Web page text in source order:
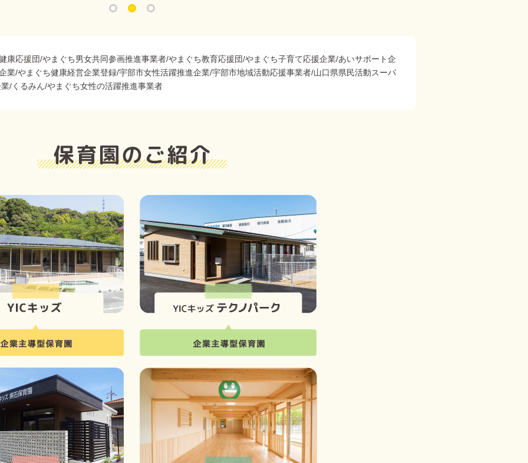
康応援団/やまぐち男女共同参画推進事業者/やまぐち教育応援団/やまぐち子育て応援企業/あいサポート企
業/やまぐち健康経営企業登録/宇部市女性活躍推進企業/宇部市地域活動応援事業者/山口県県民活動スーパ
/くるみん/やまぐち女性の活躍推進事業者